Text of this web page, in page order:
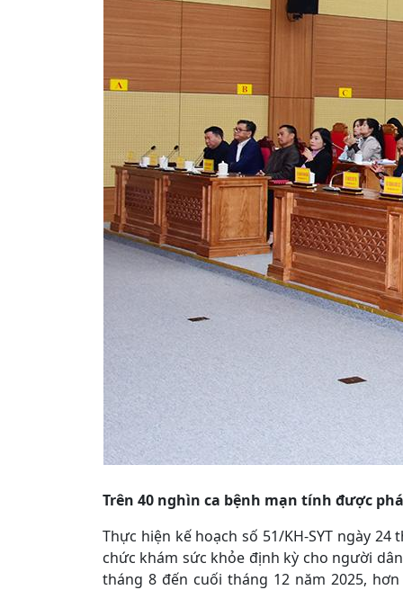
Trên 40 nghìn ca bệnh mạn tính được
Thực hiện kế hoạch số 51/KH-SYT ngày 24
chức khám sức khỏe định kỳ cho người
tháng 8 đến cuối tháng 12 năm 2025,